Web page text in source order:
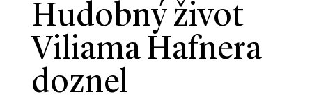
Hudobný život
Viliama Hafnera
doznel